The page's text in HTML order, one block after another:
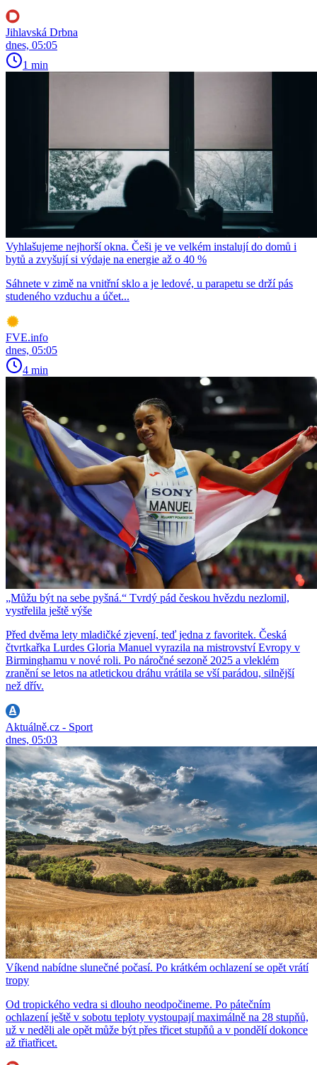
Jihlavská Drbna
dnes, 05:05
1 min
Vyhlašujeme nejhorší okna. Češi je ve velkém instalují do domů i
bytů a zvyšují si výdaje na energie až o 40 %
Sáhnete v zimě na vnitřní sklo a je ledové, u parapetu se drží pás
studeného vzduchu a účet...
FVE.info
dnes, 05:05
4 min
„Můžu být na sebe pyšná.“ Tvrdý pád českou hvězdu nezlomil,
vystřelila ještě výše
Před dvěma lety mladičké zjevení, teď jedna z favoritek. Česká
čtvrtkařka Lurdes Gloria Manuel vyrazila na mistrovství Evropy v
Birminghamu v nové roli. Po náročné sezoně 2025 a vleklém
zranění se letos na atletickou dráhu vrátila se vší parádou, silnější
než dřív.
Aktuálně.cz - Sport
dnes, 05:03
Víkend nabídne slunečné počasí. Po krátkém ochlazení se opět vrátí
tropy
Od tropického vedra si dlouho neodpočineme. Po pátečním
ochlazení ještě v sobotu teploty vystoupají maximálně na 28 stupňů,
už v neděli ale opět může být přes třicet stupňů a v pondělí dokonce
až třiatřicet.